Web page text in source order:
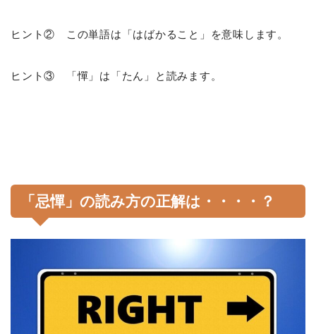
ヒント② この単語は「はばかること」を意味します。
ヒント③ 「憚」は「たん」と読みます。
「忌憚」の読み方の正解は・・・・？